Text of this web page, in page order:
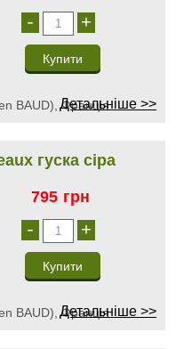
- +
BAUD), Франція
Детальніше >>
гуска сіра
795 грн
- +
BAUD), Франція
Детальніше >>